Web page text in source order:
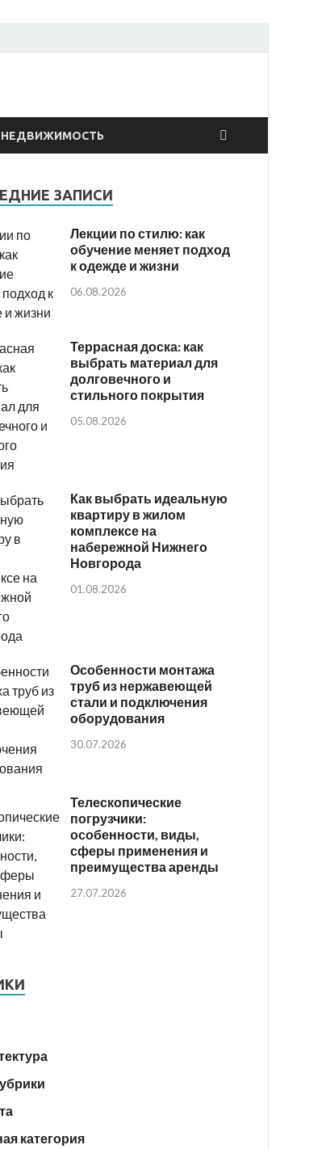
НЕДВИЖИМОСТЬ
ЗАПИСИ
Лекции по стилю: как
обучение меняет подход
к одежде и жизни
06.08.2026
Террасная доска: как
выбрать материал для
долговечного и
стильного покрытия
05.08.2026
Как выбрать идеальную
квартиру в жилом
комплексе на
набережной Нижнего
Новгорода
01.08.2026
Особенности монтажа
труб из нержавеющей
стали и подключения
оборудования
30.07.2026
Телескопические
погрузчики:
особенности, виды,
сферы применения и
преимущества аренды
27.07.2026
категория